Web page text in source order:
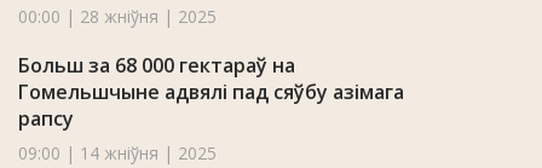
00:00 | 28 жніўня | 2025
Больш за 68 000 гектараў на
Гомельшчыне адвялі пад сяўбу азімага
рапсу
09:00 | 14 жніўня | 2025